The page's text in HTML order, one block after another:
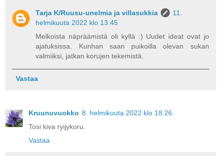
Tarja K/Ruusu-unelmia ja villasukkia
11.
helmikuuta 2022 klo 13.45
Melkoista näpräämistä oli kyllä :) Uudet ideat ovat jo
ajatuksissa. Kunhan saan puikoilla olevan sukan
valmiiksi, jatkan korujen tekemistä.
Vastaa
Kruunuvuokko 8. helmikuuta 2022 klo 18.26
Tosi kiva ryijykoru.
Vastaa